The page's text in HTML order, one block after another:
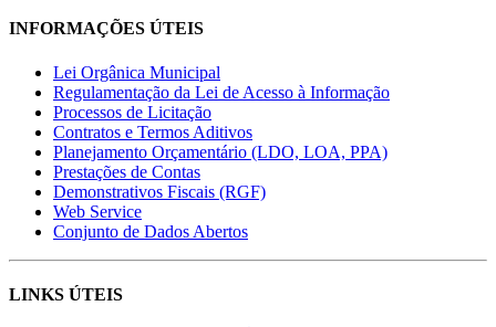
INFORMAÇÕES ÚTEIS
Lei Orgânica Municipal
Regulamentação da Lei de Acesso à Informação
Processos de Licitação
Contratos e Termos Aditivos
Planejamento Orçamentário (LDO, LOA, PPA)
Prestações de Contas
Demonstrativos Fiscais (RGF)
Web Service
Conjunto de Dados Abertos
LINKS ÚTEIS